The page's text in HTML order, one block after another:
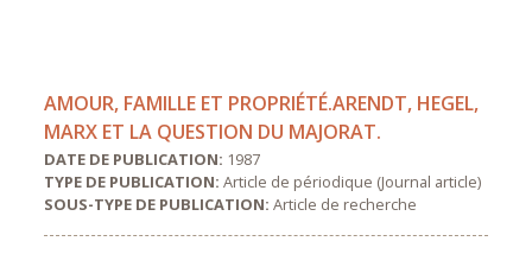
AMOUR, FAMILLE ET PROPRIÉTÉ.ARENDT, HEGEL,
MARX ET LA QUESTION DU MAJORAT.
DATE DE PUBLICATION: 1987
TYPE DE PUBLICATION:Article de périodique (Journal article)
SOUS-TYPE DE PUBLICATION:Article de recherche